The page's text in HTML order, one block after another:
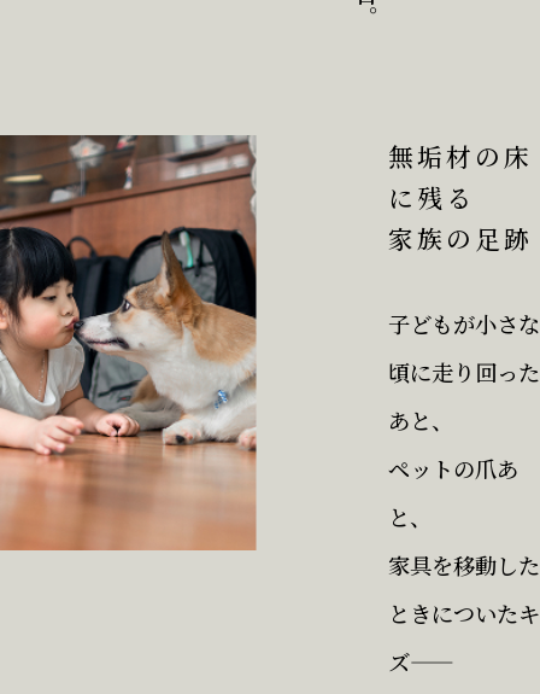
無垢材の床
に残る
家族の足跡
子どもが小さな
頃に走り回った
あと、
ペットの爪あ
と、
家具を移動した
ときについたキ
ズ——